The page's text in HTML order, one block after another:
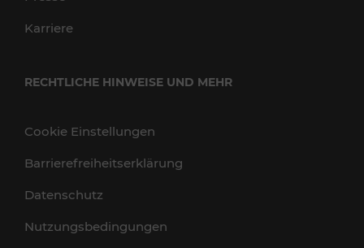
Karriere
RECHTLICHE HINWEISE UND MEHR
Cookie Einstellungen
Barrierefreiheitserklärung
Datenschutz
Nutzungsbedingungen